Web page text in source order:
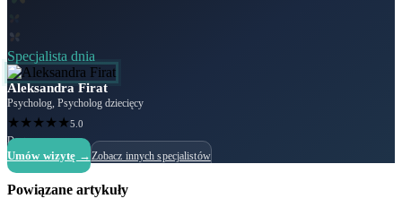
Specjalista dnia
Aleksandra Firat
Psycholog, Psycholog dziecięcy
★★★★★5.0
Dostępny
Umów wizytę → Zobacz innych specjalistów
Powiązane artykuły